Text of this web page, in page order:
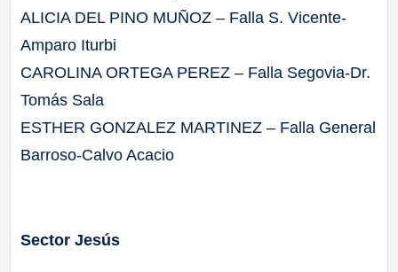
ALICIA DEL PINO MUÑOZ – Falla S. Vicente-
Amparo Iturbi
CAROLINA ORTEGA PEREZ – Falla Segovia-Dr.
Tomás Sala
ESTHER GONZALEZ MARTINEZ – Falla General
Barroso-Calvo Acacio
Sector Jesús